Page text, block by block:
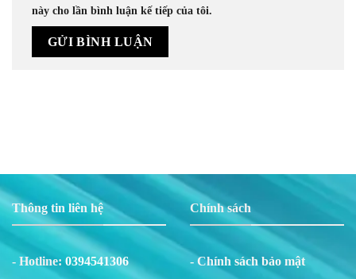
này cho lần bình luận kế tiếp của tôi.
Thông tin liên hệ
- Hotline: 0394541306
Chính sách
- Chính sách bảo mật